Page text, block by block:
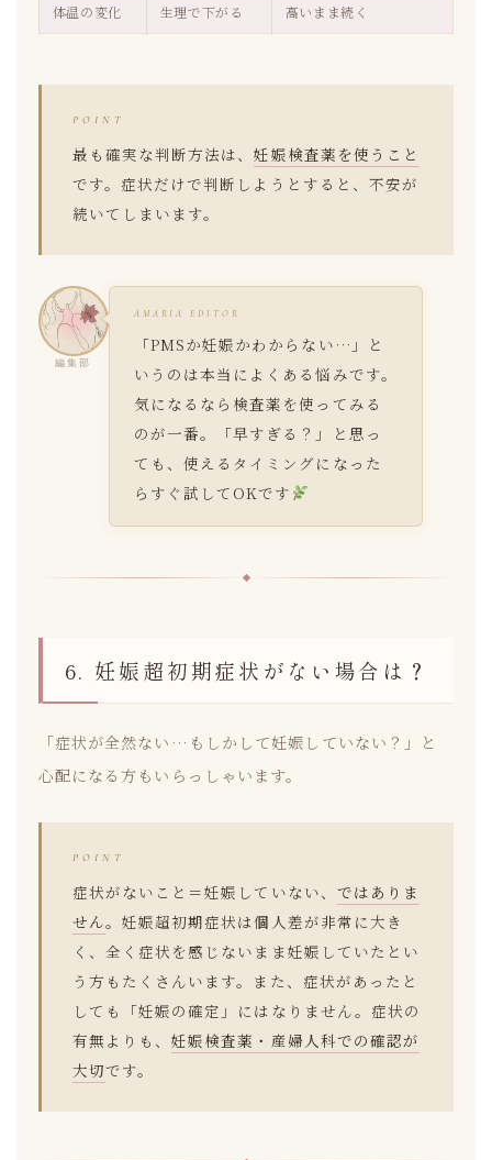
体温の変化 生理で下がる 高いまま続く
POINT
最も確実な判断方法は、妊娠検査薬を使うこと
です。症状だけで判断しようとすると、不安が
続いてしまいます。
編集部
AMARIA EDITOR
「PMSか妊娠かわからない…」と
いうのは本当によくある悩みです。
気になるなら検査薬を使ってみる
のが一番。「早すぎる？」と思っ
ても、使えるタイミングになった
らすぐ試してOKです
6. 妊娠超初期症状がない場合は？
「症状が全然ない…もしかして妊娠していない？」と
心配になる方もいらっしゃいます。
POINT
症状がないこと＝妊娠していない、 ではありま
せん。妊娠超初期症状は個人差が非常に大き
く、全く症状を感じないまま妊娠していたとい
う方もたくさんいます。また、症状があったと
しても「妊娠の確定」にはなりません。症状の
有無よりも、妊娠検査薬・産婦人科での確認が
大切です。